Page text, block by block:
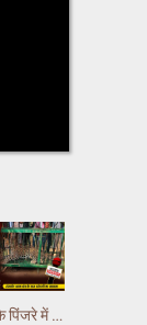
वन विभाग के पिंजरे में कैद हुआ गुलदार, गांव मे अभी भी दूसरा गुलदार होने से ग्रामीणों में भय का माहौल